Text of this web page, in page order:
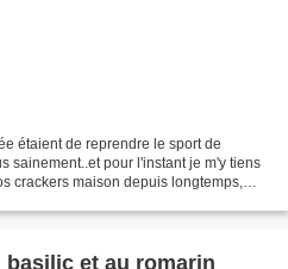
étaient de reprendre le sport de
sainement..et pour l'instant je m'y tiens
crackers maison depuis longtemps,
basilic et au romarin